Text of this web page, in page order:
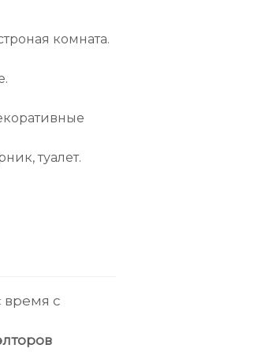
комната.
туалет.
время с